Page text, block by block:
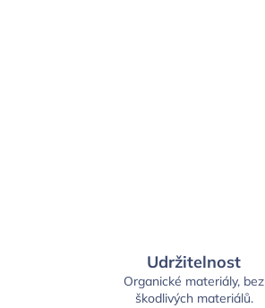
Udržitelnost
Organické materiály, bez
škodlivých materiálů.